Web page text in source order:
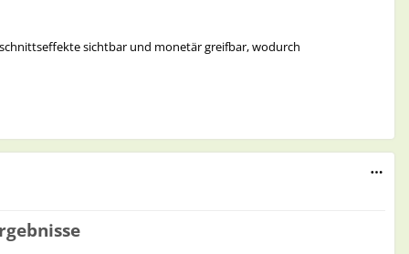
sichtbar und monetär greifbar, wodurch
erhöht.